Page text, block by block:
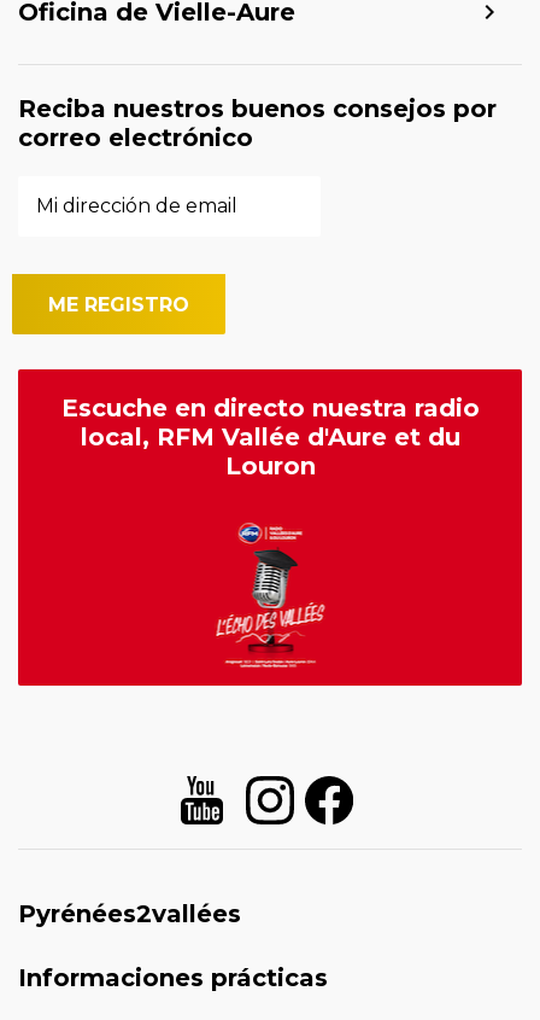
Oficina de Vielle-Aure
Reciba nuestros buenos consejos por
correo electrónico
Escuche en directo nuestra radio
local, RFM Vallée d'Aure et du
Louron
Pyrénées2vallées
Informaciones prácticas